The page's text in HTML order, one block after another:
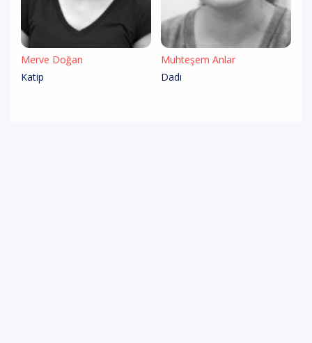
Merve Doğan
Katip
Muhteşem Anlar
Dadı